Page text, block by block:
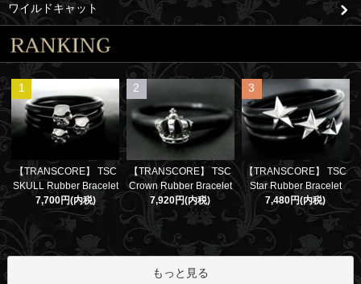
ワイルドキャット
1
【TRANSCORE】 TSC
SKULL Rubber Bracelet
7,700円(内税)
2
【TRANSCORE】 TSC
Crown Rubber Bracelet
7,920円(内税)
3
【TRANSCORE】 TSC
Star Rubber Bracelet
7,480円(内税)
もっと見る